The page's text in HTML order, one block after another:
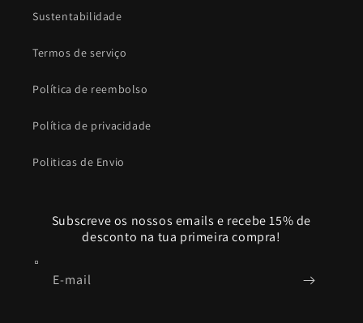
Sustentabilidade
Termos de serviço
Política de reembolso
Política de privacidade
Politicas de Envio
Subscreve os nossos emails e recebe 15% de
desconto na tua primeira compra!
E-mail